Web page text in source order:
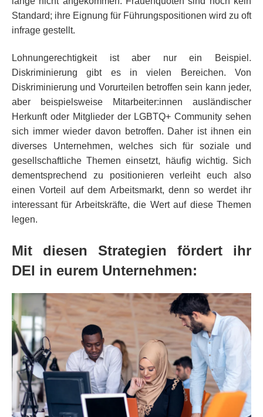
Standard; ihre Eignung für Führungspositionen wird zu oft
infrage gestellt.
Lohnungerechtigkeit ist aber nur ein Beispiel.
Diskriminierung gibt es in vielen Bereichen. Von
Diskriminierung und Vorurteilen betroffen sein kann jeder,
aber beispielsweise Mitarbeiter:innen ausländischer
Herkunft oder Mitglieder der LGBTQ+ Community sehen
sich immer wieder davon betroffen. Daher ist ihnen ein
diverses Unternehmen, welches sich für soziale und
gesellschaftliche Themen einsetzt, häufig wichtig. Sich
dementsprechend zu positionieren verleiht euch also
einen Vorteil auf dem Arbeitsmarkt, denn so werdet ihr
interessant für Arbeitskräfte, die Wert auf diese Themen
legen.
Mit diesen Strategien fördert ihr
DEI in eurem Unternehmen: